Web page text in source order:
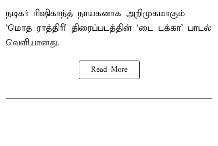
நடிகர் ரிஷிகாந்த் நாயகனாக அறிமுகமாகும்
‘மொத ராத்திரி’ திரைப்படத்தின் ‘டை டக்கா’ பாடல்
வெளியானது.
Read More